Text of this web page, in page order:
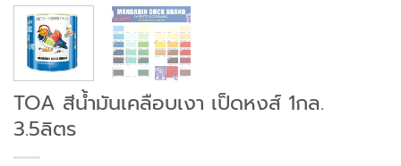
TOA สีน้ำมันเคลือบเงา เป็ดหงส์ 1กล.
3.5ลิตร